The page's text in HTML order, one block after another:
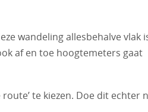
wandeling allesbehalve vlak
af en toe hoogtemeters gaat
te kiezen. Doe dit echter